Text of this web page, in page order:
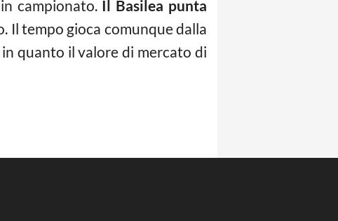
campionato. Il Basilea punta
Il tempo gioca comunque dalla
quanto il valore di mercato di